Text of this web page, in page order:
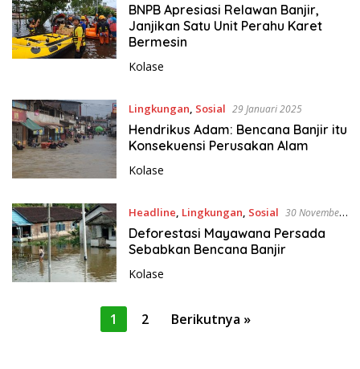
BNPB Apresiasi Relawan Banjir,
Janjikan Satu Unit Perahu Karet
Bermesin
Kolase
Lingkungan Sosial 29 Januari 2025
Hendrikus Adam: Bencana Banjir itu
Konsekuensi Perusakan Alam
Kolase
Headline Lingkungan Sosial 30 November
2024
Deforestasi Mayawana Persada
Sebabkan Bencana Banjir
Kolase
1 2 Berikutnya »